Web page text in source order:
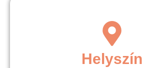
Helyszín